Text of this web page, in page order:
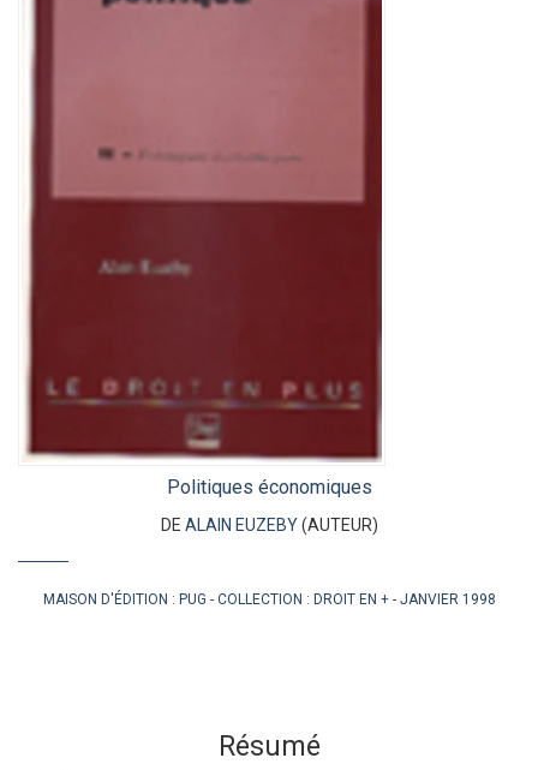
Politiques économiques
DE ALAIN EUZEBY(AUTEUR)
MAISON D'ÉDITION : PUG COLLECTION : DROIT EN + JANVIER 1998
Résumé